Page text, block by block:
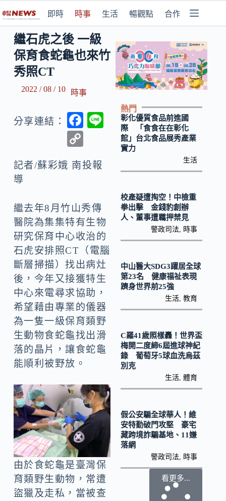
即時 時事 生活 暢觀點 合作媒體
繼石虎之後 一級
保育食蛇龜也來竹
秀照CT
2022 / 08 / 10 時事
分享連結：
F
b
o
k
p
Li
n
k
記者/蘇彩娥 南投報
導
繼去年8月竹山秀傳
醫院為集集特有生物
研究保育中心收治的
石虎安排照CT（電腦
斷層掃描）找出病灶
後，今年又接獲特生
中心來電尋求協助，
希望藉由專業的儀器
為一隻一級保育類野
生動物食蛇龜找出滑
落的晶片，讓食蛇龜
能順利被野放。
由於食蛇龜是臺灣保
育類野生動物，常遭
盜獵及走私，當被查
熱門
彰化優質食品前進國
際 「食食在在彰化
館」台北食品展秀產業
實力
生活
校產疑遭掏空！中檢重
拳出擊 金錢豹創辦
人、董事遭羈押禁見
警政司法 時事
中山醫大SDG3躍居全球
第23名 健康福祉表現
躋身世界前25強
生活 ,教育
C羅41歲照樣轟！世界盃
梅開二度締6屆進球神紀
錄 葡萄牙5球血洗烏茲
別克
生活 ,體育
假公安騙全球華人！維
安特勤破門攻堅 豪宅
藏跨境詐騙基地、11嫌
落網
警政司法 時事
看更多...